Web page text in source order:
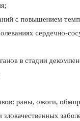
с повышением
сердечно-
в стадии
раны, ожоги,